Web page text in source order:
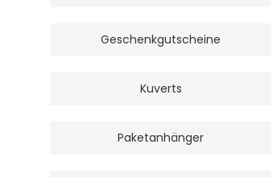
Geschenkgutscheine
Kuverts
Paketanhänger